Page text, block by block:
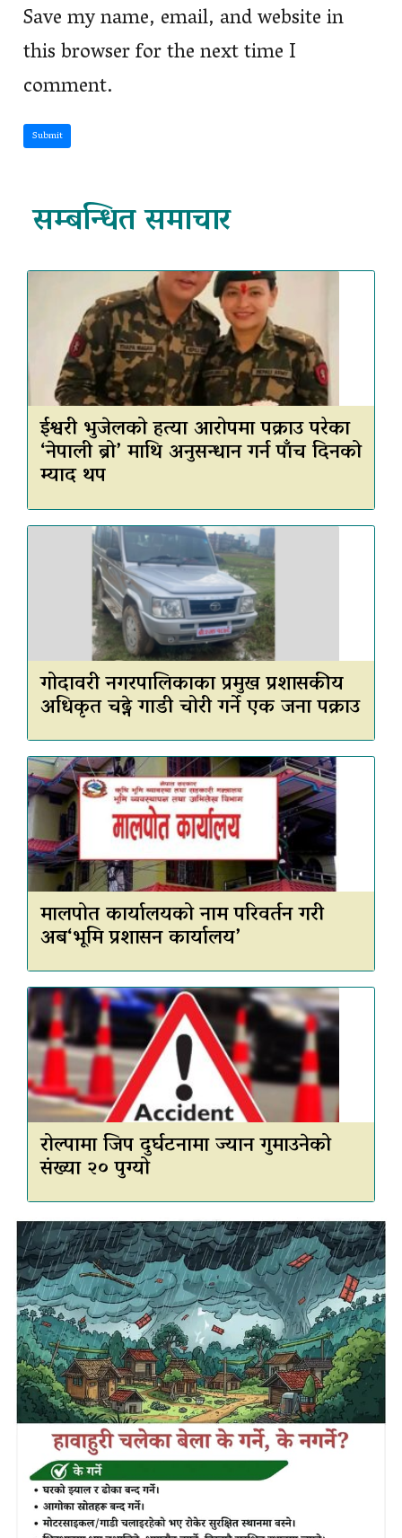
Save my name, email, and website in
this browser for the next time I
comment.
Submit
सम्बन्धित समाचार
ईश्वरी भुजेलको हत्या आरोपमा पक्राउ परेका
‘नेपाली ब्रो’ माथि अनुसन्धान गर्न पाँच दिनको
म्याद थप
गोदावरी नगरपालिकाका प्रमुख प्रशासकीय
अधिकृत चढ्ने गाडी चोरी गर्ने एक जना पक्राउ
मालपोत कार्यालयको नाम परिवर्तन गरी
अब‘भूमि प्रशासन कार्यालय’
रोल्पामा जिप दुर्घटनामा ज्यान गुमाउनेको
संख्या २० पुग्यो